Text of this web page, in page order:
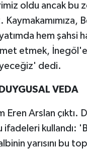
oldu ancak bu
hem şahsi
etmek,
dedi.
VEDA
Eren Arslan çıktı.
kullandı:
yarısını bu